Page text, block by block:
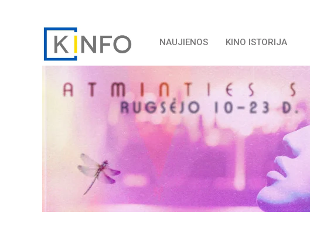
NAUJIENOS KINO ISTORIJA